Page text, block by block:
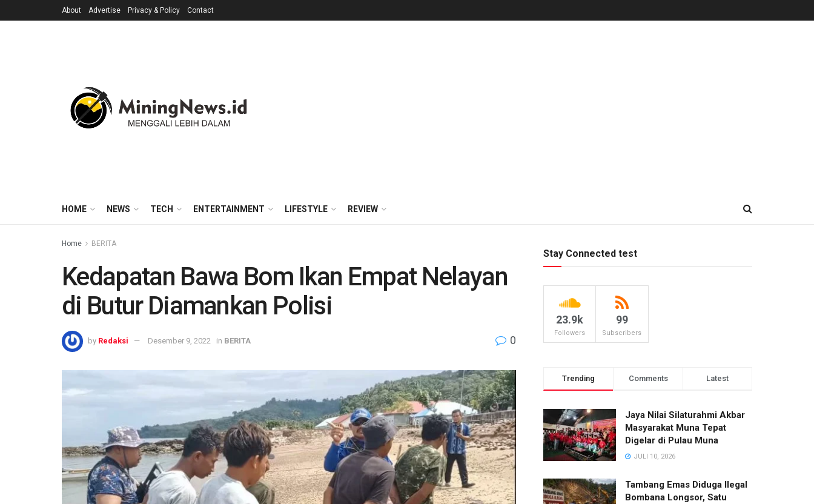
About Advertise Privacy & Policy Contact
HOME NEWS TECH ENTERTAINMENT LIFESTYLE REVIEW
Home BERITA
Kedapatan Bawa Bom Ikan Empat Nelayan
di Butur Diamankan Polisi
by Redaksi Desember 9, 2022 in BERITA 0
Stay Connected test
23.9k
Followers
99
Subscribers
Trending Comments Latest
Jaya Nilai Silaturahmi Akbar
Masyarakat Muna Tepat
Digelar di Pulau Muna
JULI 10, 2026
Tambang Emas Diduga Ilegal
Bombana Longsor, Satu